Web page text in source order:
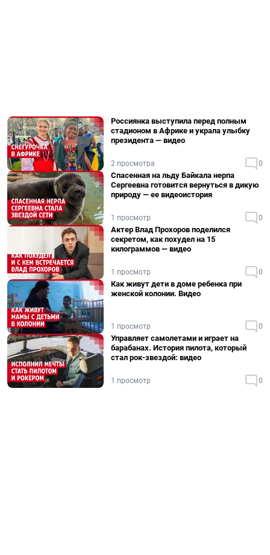
Россиянка выступила перед полным
стадионом в Африке и украла улыбку
президента — видео
2 просмотра 0
Спасенная на льду Байкала нерпа
Сергеевна готовится вернуться в дикую
природу — ее видеоистория
1 просмотр 0
Актер Влад Прохоров поделился
секретом, как похудел на 15
килограммов — видео
1 просмотр 0
Как живут дети в доме ребенка при
женской колонии. Видео
1 просмотр 0
Управляет самолетами и играет на
барабанах. История пилота, который
стал рок-звездой: видео
1 просмотр 0